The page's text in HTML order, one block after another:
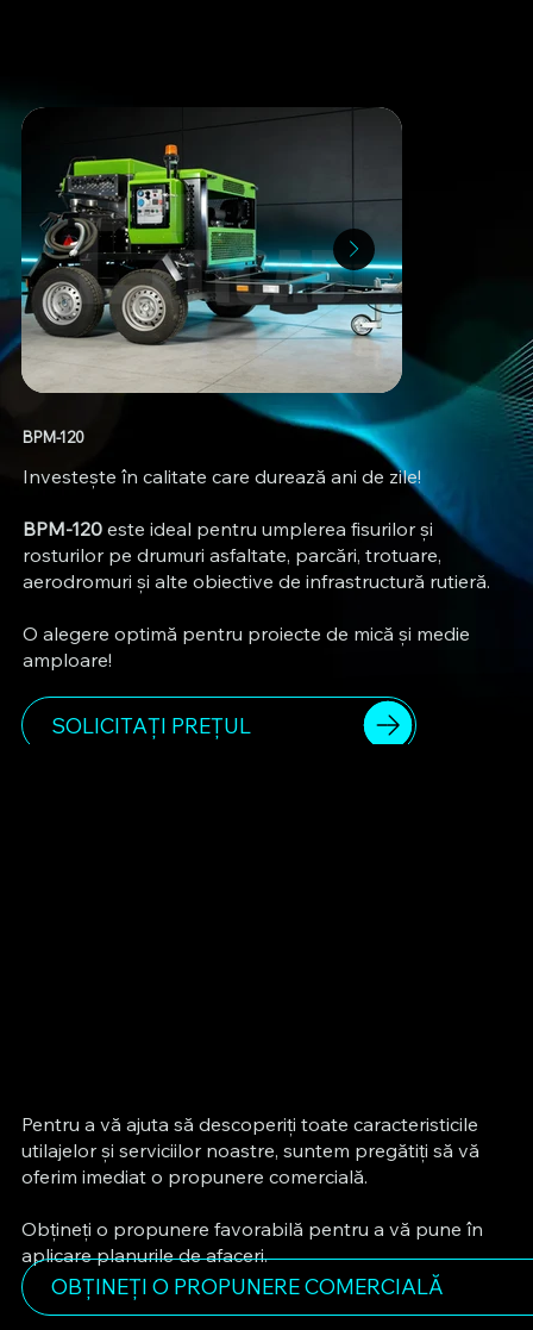
BPM-120
Investește în calitate care durează ani de zile!
BPM-120este ideal pentru umplerea fisurilor și
rosturilor pe drumuri asfaltate, parcări, trotuare,
aerodromuri și alte obiective de infrastructură rutieră.
O alegere optimă pentru proiecte de mică și medie
amploare!
SOLICITAȚI PREȚUL
Pentru a vă ajuta să descoperiți toate caracteristicile
utilajelor și serviciilor noastre, suntem pregătiți să vă
oferim imediat o propunere comercială.
Obțineți o propunere favorabilă pentru a vă pune în
aplicare planurile de afaceri.
OBȚINEȚI O PROPUNERE COMERCIALĂ